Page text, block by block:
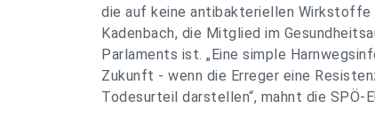
die auf keine antibakteriellen Wirkstoffe
Kadenbach, die Mitglied im
Parlaments ist. „Eine simple
Zukunft - wenn die Erreger eine
Todesurteil darstellen“, mahnt die SPÖ-